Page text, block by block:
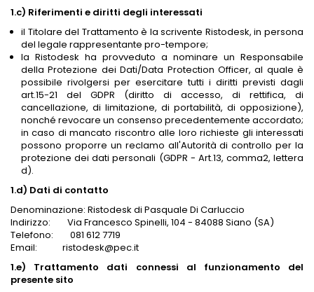
1.c) Riferimenti e diritti degli interessati
il Titolare del Trattamento è la scrivente Ristodesk, in persona
del legale rappresentante pro-tempore;
la Ristodesk ha provveduto a nominare un Responsabile
della Protezione dei Dati/Data Protection Officer, al quale è
possibile rivolgersi per esercitare tutti i diritti previsti dagli
art.15-21 del GDPR (diritto di accesso, di rettifica, di
cancellazione, di limitazione, di portabilità, di opposizione),
nonché revocare un consenso precedentemente accordato;
in caso di mancato riscontro alle loro richieste gli interessati
possono proporre un reclamo all'Autorità di controllo per la
protezione dei dati personali (GDPR - Art.13, comma2, lettera
d).
1.d) Dati di contatto
Denominazione: Ristodesk di Pasquale Di Carluccio
Indirizzo: Via Francesco Spinelli, 104 - 84088 Siano (SA)
Telefono: 081 612 7719
Email: ristodesk@pec.it
1.e) Trattamento dati connessi al funzionamento del
presente sito